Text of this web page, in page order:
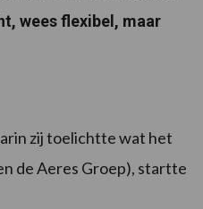
wees flexibel, maar
zij toelichtte wat het
de Aeres Groep), startte